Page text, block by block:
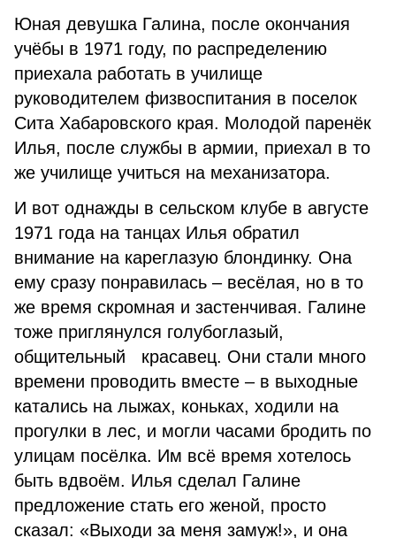
Юная девушка Галина, после окончания
учёбы в 1971 году, по распределению
приехала работать в училище
руководителем физвоспитания в поселок
Сита Хабаровского края. Молодой паренёк
Илья, после службы в армии, приехал в то
же училище учиться на механизатора.
И вот однажды в сельском клубе в августе
1971 года на танцах Илья обратил
внимание на кареглазую блондинку. Она
ему сразу понравилась – весёлая, но в то
же время скромная и застенчивая. Галине
тоже приглянулся голубоглазый,
общительный красавец. Они стали много
времени проводить вместе – в выходные
катались на лыжах, коньках, ходили на
прогулки в лес, и могли часами бродить по
улицам посёлка. Им всё время хотелось
быть вдвоём. Илья сделал Галине
предложение стать его женой, просто
сказал: «Выходи за меня замуж!», и она